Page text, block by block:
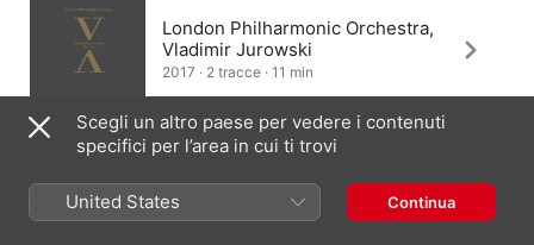
London Philharmonic Orchestra,
Vladimir Jurowski
2017 · 2 tracce · 11 min
Scegli un altro paese per vedere i contenuti
specifici per l’area in cui ti trovi
United States Continua